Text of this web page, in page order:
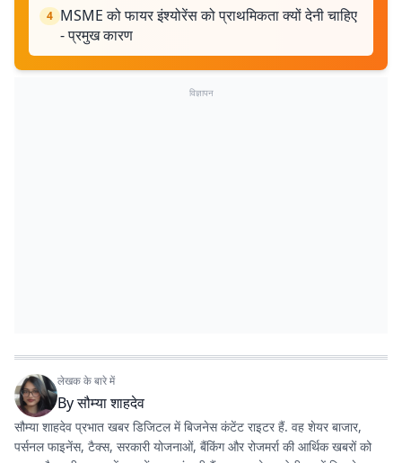
4 MSME को फायर इंश्योरेंस को प्राथमिकता क्यों देनी चाहिए
- प्रमुख कारण
विज्ञापन
लेखक के बारे में
Byसौम्या शाहदेव
सौम्या शाहदेव प्रभात खबर डिजिटल में बिजनेस कंटेंट राइटर हैं. वह शेयर बाजार,
पर्सनल फाइनेंस, टैक्स, सरकारी योजनाओं, बैंकिंग और रोजमर्रा की आर्थिक खबरों को